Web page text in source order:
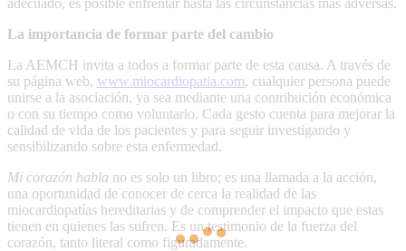
La importancia de formar parte del cambio
La AEMCH invita a todos a formar parte de esta causa. A través de
su página web, www.miocardiopatia.com, cualquier persona puede
unirse a la asociación, ya sea mediante una contribución económica
o con su tiempo como voluntario. Cada gesto cuenta para mejorar la
calidad de vida de los pacientes y para seguir investigando y
sensibilizando sobre esta enfermedad.
Mi corazón habla no es solo un libro; es una llamada a la acción,
una oportunidad de conocer de cerca la realidad de las
miocardiopatías hereditarias y de comprender el impacto que estas
tienen en quienes las sufren. Es un testimonio de la fuerza del
corazón, tanto literal como figuradamente.